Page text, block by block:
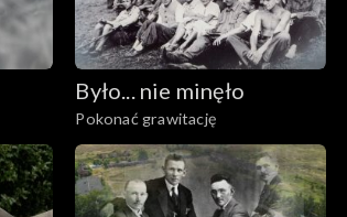
Było... nie minęło
Pokonać grawitację